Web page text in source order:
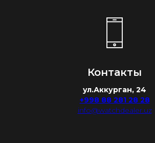
Контакты
ул.Аккурган, 24
+998 88 281 28 28
info@watchdealer.uz